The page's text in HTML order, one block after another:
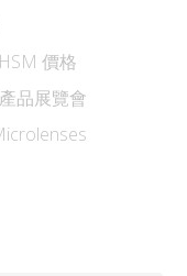
價格
品展覽會